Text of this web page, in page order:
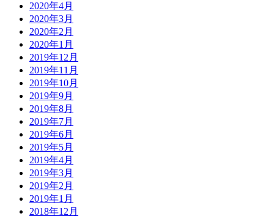
2020年4月
2020年3月
2020年2月
2020年1月
2019年12月
2019年11月
2019年10月
2019年9月
2019年8月
2019年7月
2019年6月
2019年5月
2019年4月
2019年3月
2019年2月
2019年1月
2018年12月